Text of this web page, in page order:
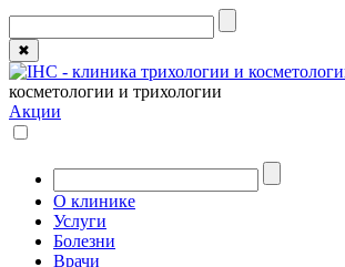
✖
косметологии и трихологии
Акции
О клинике
Услуги
Болезни
Врачи